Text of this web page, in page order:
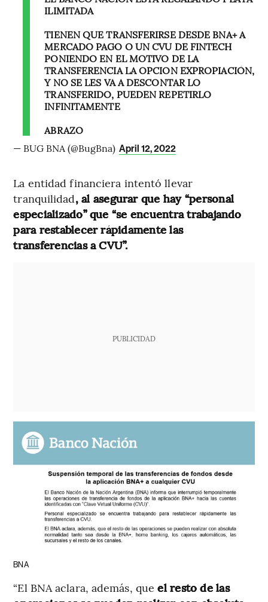
ILIMITADA
TIENEN QUE TRANSFERIRSE DESDE BNA+ A
MERCADO PAGO O UN CVU DE FINTECH
PONIENDO EN EL MOTIVO DE LA
TRANSFERENCIA LA OPCION EXPROPIACIÓN,
Y NO SE LES VA A DESCONTAR LO
TRANSFERIDO, PUEDEN REPETIRLO
INFINITAMENTE
ABRAZO
— BUG BNA (@BugBna) April 12, 2022
La entidad financiera intentó llevar
tranquilidad, al asegurar que hay “personal
especializado” que “se encuentra trabajando
para restablecer rápidamente las
transferencias a CVU”.
PUBLICIDAD
BNA
“El BNA aclara, además, que el resto de las